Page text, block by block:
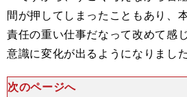
間が押してしまったこともあり、
責任の重い仕事だなって改めて感
意識に変化が出るようになりました
次のページへ